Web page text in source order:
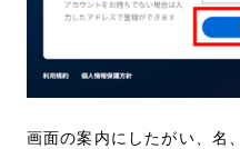
画面の案内にしたがい、名